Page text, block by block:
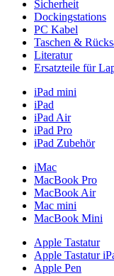
Sicherheit
Dockingstations
PC Kabel
Taschen &
Literatur
Ersatzteile für
iPad mini
iPad
iPad Air
iPad Pro
iPad Zubehör
iMac
MacBook Pro
MacBook Air
Mac mini
MacBook Mini
Apple Tastatur
Apple Tastatur
Apple Pen